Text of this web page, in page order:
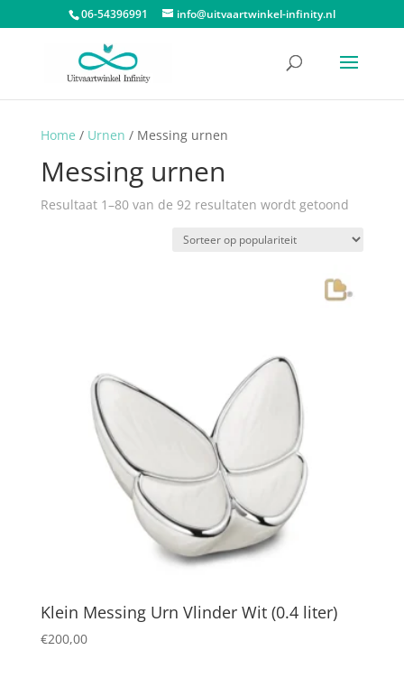
06-54396991 info@uitvaartwinkel-infinity.nl
Home / Urnen / Messing urnen
Messing urnen
Resultaat 1–80 van de 92 resultaten wordt getoond
Klein Messing Urn Vlinder Wit (0.4 liter)
€200,00